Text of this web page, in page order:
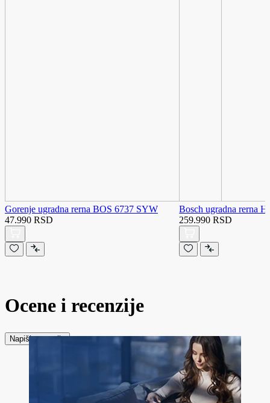
Gorenje ugradna rerna BOS 6737 SYW
47.990 RSD
Bosch ugradna rerna
259.990 RSD
Ocene i recenzije
Napiši recenziju